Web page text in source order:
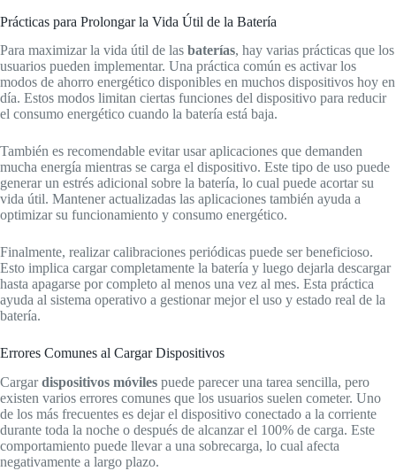
Prácticas para Prolongar la Vida Útil de la Batería
Para maximizar la vida útil de las baterías, hay varias prácticas que los
usuarios pueden implementar. Una práctica común es activar los
modos de ahorro energético disponibles en muchos dispositivos hoy en
día. Estos modos limitan ciertas funciones del dispositivo para reducir
el consumo energético cuando la batería está baja.
También es recomendable evitar usar aplicaciones que demanden
mucha energía mientras se carga el dispositivo. Este tipo de uso puede
generar un estrés adicional sobre la batería, lo cual puede acortar su
vida útil. Mantener actualizadas las aplicaciones también ayuda a
optimizar su funcionamiento y consumo energético.
Finalmente, realizar calibraciones periódicas puede ser beneficioso.
Esto implica cargar completamente la batería y luego dejarla descargar
hasta apagarse por completo al menos una vez al mes. Esta práctica
ayuda al sistema operativo a gestionar mejor el uso y estado real de la
batería.
Errores Comunes al Cargar Dispositivos
Cargardispositivos móviles puede parecer una tarea sencilla, pero
existen varios errores comunes que los usuarios suelen cometer. Uno
de los más frecuentes es dejar el dispositivo conectado a la corriente
durante toda la noche o después de alcanzar el 100% de carga. Este
comportamiento puede llevar a una sobrecarga, lo cual afecta
negativamente a largo plazo.